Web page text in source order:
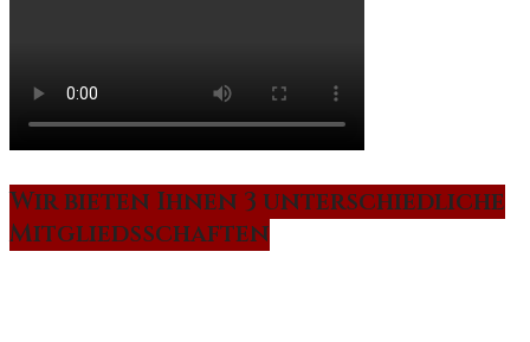
Wir bieten Ihnen 3 unterschiedliche
Mitgliedsschaften